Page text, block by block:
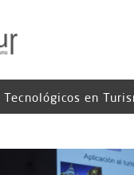
Tecnológicos en